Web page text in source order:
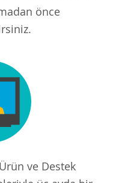
önce
ve Destek